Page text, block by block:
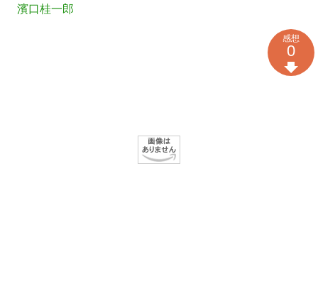
濱口桂一郎
感想
0